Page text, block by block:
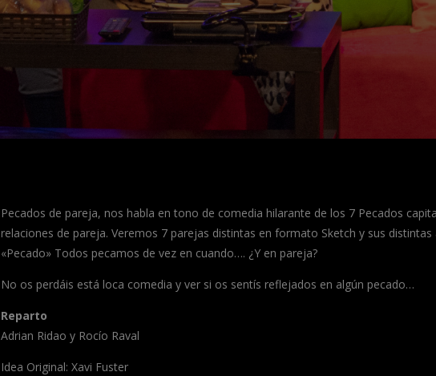
Pecados de pareja, nos habla en tono de comedia hilarante de los 7 Pecados
relaciones de pareja. Veremos 7 parejas distintas en formato Sketch y sus distintas
«Pecado» Todos pecamos de vez en cuando…. ¿Y en pareja?
No os perdáis está loca comedia y ver si os sentís reflejados en algún pecado…
Reparto
Adrian Ridao y Rocío Raval
Idea Original: Xavi Fuster